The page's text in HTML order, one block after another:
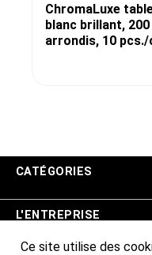
ChromaLuxe
blanc brillant,
arrondis, 10
CATÉGORIES
L'ENTREPRISE
Ce site utilise des